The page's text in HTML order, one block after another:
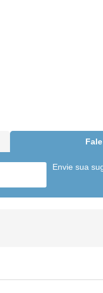
Envie sua